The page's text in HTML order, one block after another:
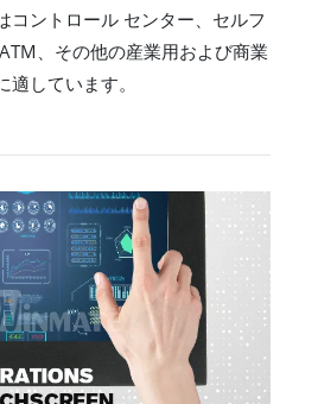
コントロール センター、セルフ
、その他の産業用および商業
しています。